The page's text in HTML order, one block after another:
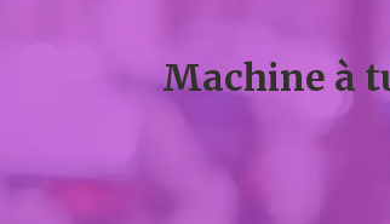
Machine à